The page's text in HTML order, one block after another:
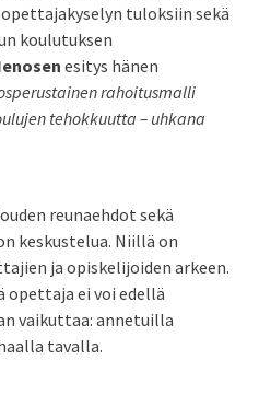
tuloksiin sekä
koulutuksen
esitys hänen
rahoitusmalli
tehokkuutta – uhkana
reunaehdot sekä
keskustelua. Niillä on
ja opiskelijoiden arkeen.
ei voi edellä
vaikuttaa: annetuilla
tavalla.